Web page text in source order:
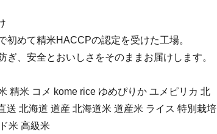
初めて精米HACCPの認定を受けた工場。
ぎ、安全とおいしさをそのままお届けします。
精米 コメ kome rice ゆめぴりか ユメピリカ 北
送 北海道 道産 北海道米 道産米 ライス 特別栽培
米 高級米